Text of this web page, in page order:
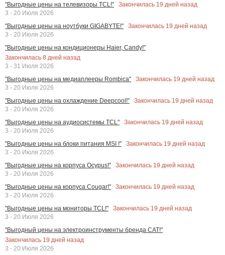
"Выгодные цены на телевизоры TCL!"
Закончилась 19 дней назад
3 - 20 Июля 2026
"Выгодные цены на ноутбуки GIGABYTE!"
Закончилась 19 дней назад
3 - 20 Июля 2026
"Выгодные цены на кондиционеры Haier, Candy!"
Закончилась 8 дней назад
3 - 31 Июля 2026
"Выгодные цены на медиаплееры Rombica"
Закончилась 19 дней назад
3 - 20 Июля 2026
"Выгодные цены на охлаждение Deepcool!"
Закончилась 19 дней назад
3 - 20 Июля 2026
"Выгодные цены на аудиосистемы TCL"
Закончилась 19 дней назад
3 - 20 Июля 2026
"Выгодные цены на блоки питания MSI !"
Закончилась 19 дней назад
3 - 20 Июля 2026
"Выгодные цены на корпуса Ocypus!"
Закончилась 19 дней назад
3 - 20 Июля 2026
"Выгодные цены на корпуса Cougar!"
Закончилась 19 дней назад
3 - 20 Июля 2026
"Выгодные цены на мониторы TCL!"
Закончилась 19 дней назад
3 - 20 Июля 2026
"Выгодный цены на электроинструменты бренда CAT!"
Закончилась 19 дней назад
3 - 20 Июля 2026